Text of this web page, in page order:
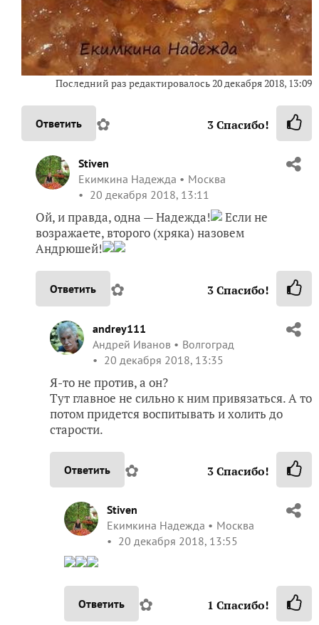
Последний раз редактировалось20 декабря 2018, 13:09
Ответить ✿ 3Спасибо!
Stiven
Екимкина Надежда
Москва
20 декабря 2018, 13:11
Ой, и правда, одна — Надежда!
Если не
возражаете, второго (хряка) назовем
Андрюшей!
Ответить ✿ 3Спасибо!
andrey111
Андрей Иванов
Волгоград
20 декабря 2018, 13:35
Я-то не против, а он?
Тут главное не сильно к ним привязаться. А то
потом придется воспитывать и холить до
старости.
Ответить ✿ 3Спасибо!
Stiven
Екимкина Надежда
Москва
20 декабря 2018, 13:55
Ответить ✿ 1 Спасибо!